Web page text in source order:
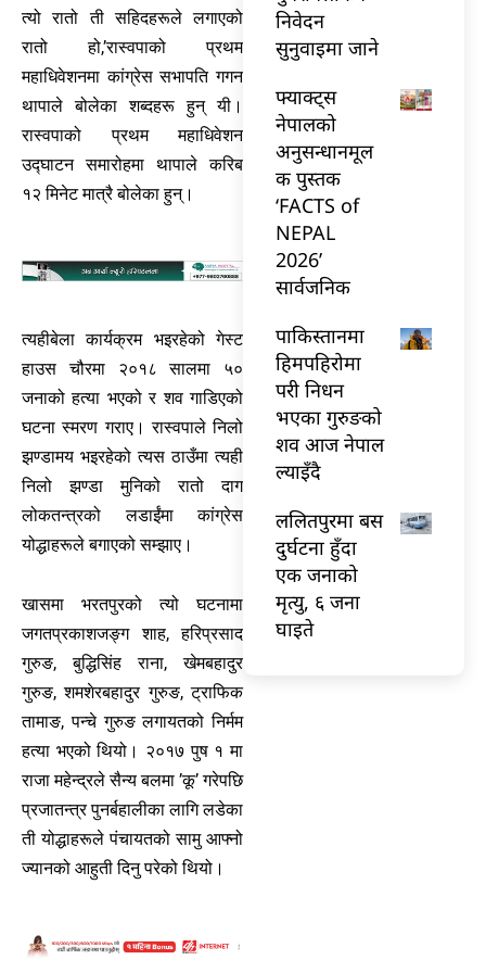
त्यो रातो ती सहिदहरूले लगाएको
रातो हो,’रास्वपाको प्रथम
महाधिवेशनमा कांग्रेस सभापति गगन
थापाले बोलेका शब्दहरू हुन् यी।
रास्वपाको प्रथम महाधिवेशन
उद्घाटन समारोहमा थापाले करिब
१२ मिनेट मात्रै बोलेका हुन्।
त्यहीबेला कार्यक्रम भइरहेको गेस्ट
हाउस चौरमा २०१८ सालमा ५०
जनाको हत्या भएको र शव गाडिएको
घटना स्मरण गराए। रास्वपाले निलो
झण्डामय भइरहेको त्यस ठाउँमा त्यही
निलो झण्डा मुनिको रातो दाग
लोकतन्त्रको लडाईंमा कांग्रेस
योद्धाहरूले बगाएको सम्झाए।
खासमा भरतपुरको त्यो घटनामा
जगतप्रकाशजङ्ग शाह, हरिप्रसाद
गुरुङ, बुद्धिसिंह राना, खेमबहादुर
गुरुङ, शमशेरबहादुर गुरुङ, ट्राफिक
तामाङ, पन्चे गुरुङ लगायतको निर्मम
हत्या भएको थियो। २०१७ पुष १ मा
राजा महेन्द्रले सैन्य बलमा ’कू’ गरेपछि
प्रजातन्त्र पुनर्बहालीका लागि लडेका
ती योद्धाहरूले पंचायतको सामु आफ्नो
ज्यानको आहुती दिनु परेको थियो।
निवेदन
सुनुवाइमा जाने
फ्याक्ट्स
नेपालको
अनुसन्धानमूल
क पुस्तक
‘FACTS of
NEPAL
2026’
सार्वजनिक
पाकिस्तानमा
हिमपहिरोमा
परी निधन
भएका गुरुङको
शव आज नेपाल
ल्याइँदै
ललितपुरमा बस
दुर्घटना हुँदा
एक जनाको
मृत्यु, ६ जना
घाइते